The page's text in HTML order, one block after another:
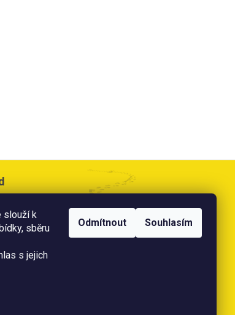
slouží k
sběru
s jejich
Odmítnout Souhlasím